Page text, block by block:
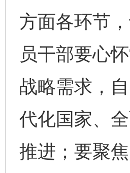
方面各环节
员干部要心
战略需求，
代化国家、
推进；要聚